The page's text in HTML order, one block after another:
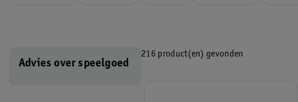
Advies over speelgoed
216 product(en) gevonden